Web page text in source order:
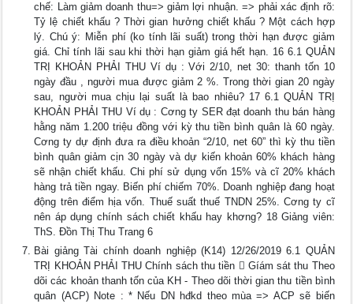
chế: Làm giảm doanh thu=> giảm lợi nhuận. => phải xác định rõ:
Tỷ lệ chiết khấu ? Thời gian hưởng chiết khấu ? Một cách hợp
lý. Chú ý: Miễn phí (ko tính lãi suất) trong thời hạn được giảm
giá. Chỉ tính lãi sau khi thời hạn giảm giá hết hạn. 16 6.1 QUẢN
TRỊ KHOẢN PHẢI THU Ví dụ : Với 2/10, net 30: thanh tốn 10
ngày đầu , người mua được giảm 2 %. Trong thời gian 20 ngày
sau, người mua chịu lại suất là bao nhiêu? 17 6.1 QUẢN TRỊ
KHOẢN PHẢI THU Ví dụ : Cơng ty SER đạt doanh thu bán hàng
hằng năm 1.200 triệu đồng với kỳ thu tiền bình quân là 60 ngày.
Cơng ty dự định đưa ra điều khoản “2/10, net 60” thì kỳ thu tiền
bình quân giảm cịn 30 ngày và dự kiến khoản 60% khách hàng
sẽ nhận chiết khấu. Chi phí sử dụng vốn 15% và cĩ 20% khách
hàng trả tiền ngay. Biến phí chiếm 70%. Doanh nghiệp đang hoạt
động trên điểm hịa vốn. Thuế suất thuế TNDN 25%. Cơng ty cĩ
nên áp dụng chính sách chiết khấu hay khơng? 18 Giảng viên:
ThS. Đồn Thị Thu Trang 6
Bài giảng Tài chính doanh nghiệp (K14) 12/26/2019 6.1 QUẢN
TRỊ KHOẢN PHẢI THU Chính sách thu tiền  Gíám sát thu Theo
dõi các khoản thanh tốn của KH - Theo dõi thời gian thu tiền bình
quân (ACP) Note : * Nếu DN hđkd theo mùa => ACP sẽ biến